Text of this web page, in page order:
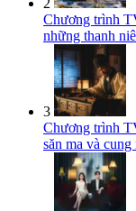
2
Chương trình
những thanh
3
Chương trình
săn ma và